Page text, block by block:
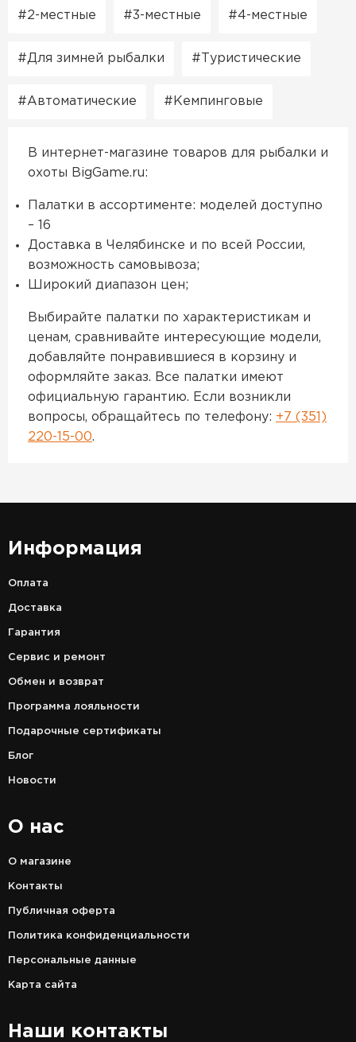
2-местные 3-местные 4-местные
Для зимней рыбалки Туристические
Автоматические Кемпинговые
В интернет-магазине товаров для рыбалки и
охоты BigGame.ru:
Палатки в ассортименте: моделей доступно
– 16
Доставка в Челябинске и по всей России,
возможность самовывоза;
Широкий диапазон цен;
Выбирайте палатки по характеристикам и
ценам, сравнивайте интересующие модели,
добавляйте понравившиеся в корзину и
оформляйте заказ. Все палатки имеют
официальную гарантию. Если возникли
вопросы, обращайтесь по телефону: +7 (351)
220-15-00.
Информация
Оплата
Доставка
Гарантия
Сервис и ремонт
Обмен и возврат
Программа лояльности
Подарочные сертификаты
Блог
Новости
О нас
О магазине
Контакты
Публичная оферта
Политика конфиденциальности
Персональные данные
Карта сайта
Наши контакты